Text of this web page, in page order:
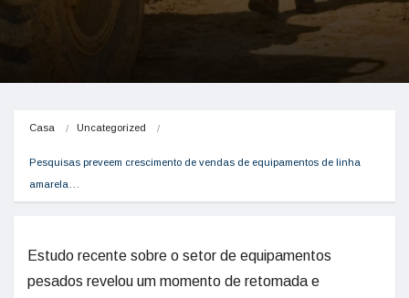
Casa Uncategorized
Pesquisas preveem crescimento de vendas de equipamentos de linha
amarela…
Estudo recente sobre o setor de equipamentos
pesados revelou um momento de retomada e